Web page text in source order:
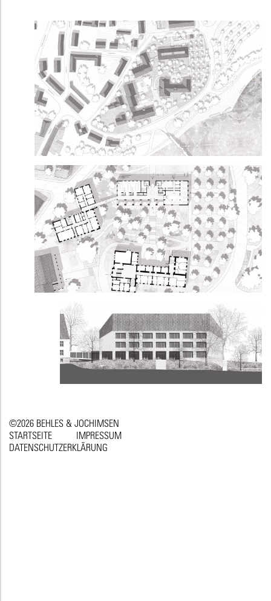
©2026 BEHLES & JOCHIMSEN
STARTSEITE
IMPRESSUM
DATENSCHUTZERKLÄRUNG